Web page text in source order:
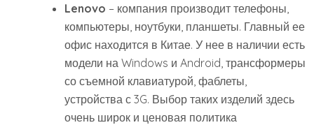
Lenovo – компания производит телефоны,
компьютеры, ноутбуки, планшеты. Главный ее
офис находится в Китае. У нее в наличии есть
модели на Windows и Android, трансформеры
со съемной клавиатурой, фаблеты,
устройства с 3G. Выбор таких изделий здесь
очень широк и ценовая политика